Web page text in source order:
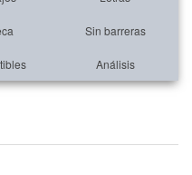
Sin barreras
Análisis